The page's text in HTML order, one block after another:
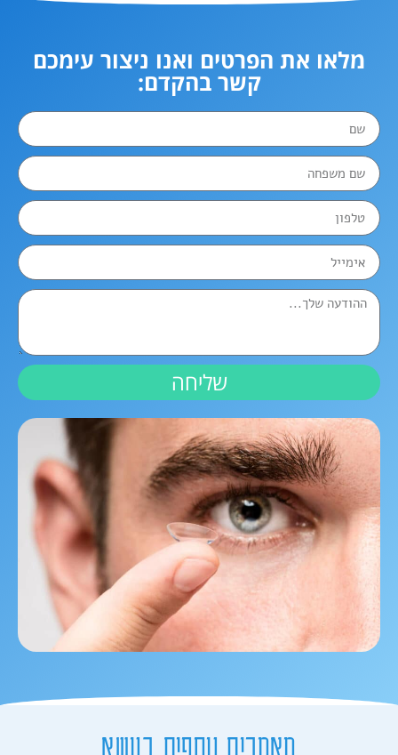
מלאו את הפרטים ואנו ניצור עימכם
קשר בהקדם:
שליחה
מאמרים נוספים בנושא